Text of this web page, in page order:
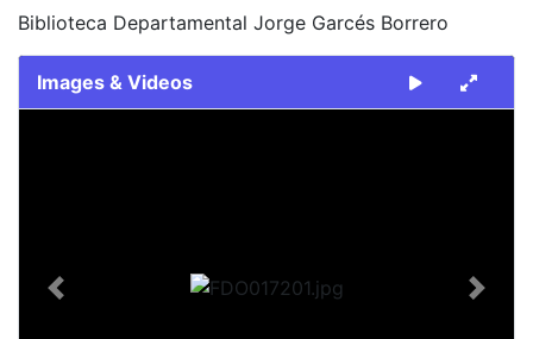
Biblioteca Departamental Jorge Garcés Borrero
Images & Videos
Previous Next